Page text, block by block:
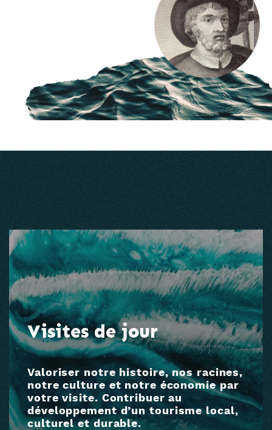
Visites de jour
Valoriser notre histoire, nos racines,
notre culture et notre économie par
votre visite. Contribuer au
développement d’un tourisme local,
culturel et durable.